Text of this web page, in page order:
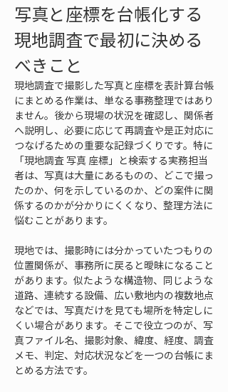
写真と座標を台帳化する
現地調査で最初に決める
べきこと
現地調査で撮影した写真と座標を表計算台帳
にまとめる作業は、単なる事務整理ではあり
ません。後から現場の状況を確認し、関係者
へ説明し、必要に応じて再調査や是正対応に
つなげるための重要な記録づくりです。特に
「現地調査 写真 座標」と検索する実務担当
者は、写真は大量にあるものの、どこで撮っ
たのか、何を示しているのか、どの案件に関
係するのかが分かりにくくなり、整理方法に
悩むことがあります。
現地では、撮影時には分かっていたつもりの
位置関係が、事務所に戻ると曖昧になること
があります。似たような構造物、同じような
道路、連続する設備、広い敷地内の複数地点
などでは、写真だけを見ても場所を特定しに
くい場合があります。そこで役立つのが、写
真ファイル名、撮影対象、緯度、経度、調査
メモ、判定、対応状況などを一つの台帳にま
とめる方法です。